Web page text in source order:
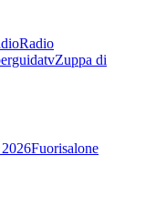
Radio
Zuppa di
Fuorisalone